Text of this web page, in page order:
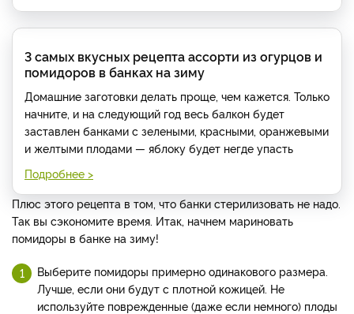
3 самых вкусных рецепта ассорти из огурцов и
помидоров в банках на зиму
Домашние заготовки делать проще, чем кажется. Только
начните, и на следующий год весь балкон будет
заставлен банками с зелеными, красными, оранжевыми
и желтыми плодами — яблоку будет негде упасть
Подробнее >
Плюс этого рецепта в том, что банки стерилизовать не надо.
Так вы сэкономите время. Итак, начнем мариновать
помидоры в банке на зиму!
Выберите помидоры примерно одинакового размера.
Лучше, если они будут с плотной кожицей. Не
используйте поврежденные (даже если немного) плоды